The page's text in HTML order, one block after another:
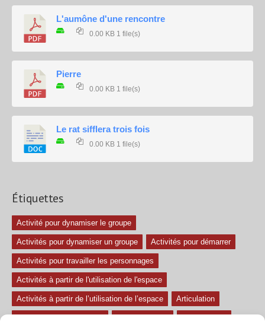
L'aumône d'une rencontre
0.00 KB 1 file(s)
Pierre
0.00 KB 1 file(s)
Le rat sifflera trois fois
0.00 KB 1 file(s)
Étiquettes
Activité pour dynamiser le groupe
Activités pour dynamiser un groupe Activités pour démarrer
Activités pour travailler les personnages
Activités à partir de l'utilisation de l'espace
Activités à partir de l’utilisation de l’espace Articulation